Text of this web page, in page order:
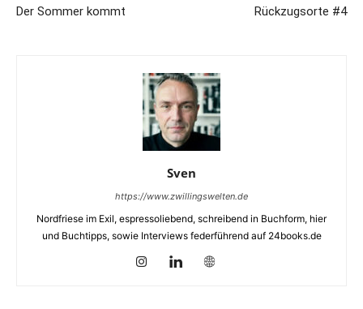
Der Sommer kommt Rückzugsorte #4
Sven
https://www.zwillingswelten.de
Nordfriese im Exil, espressoliebend, schreibend in Buchform, hier
und Buchtipps, sowie Interviews federführend auf 24books.de